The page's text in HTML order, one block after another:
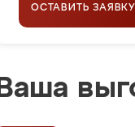
ОСТАВИТЬ ЗАЯВКУ
Ваша